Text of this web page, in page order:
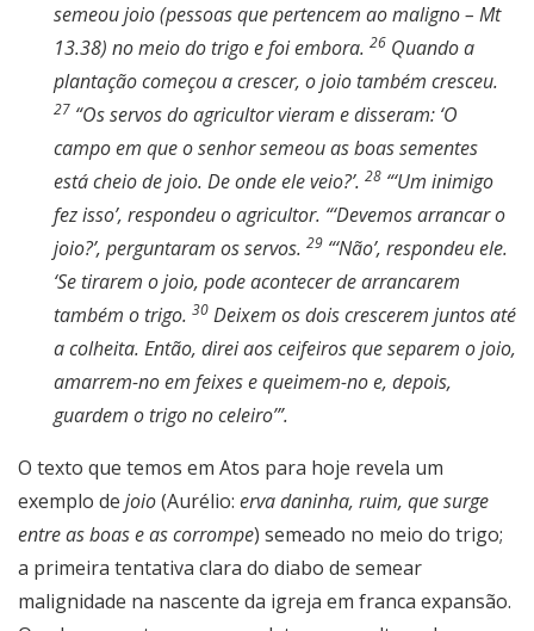
semeou joio (pessoas que pertencem ao maligno – Mt
13.38) no meio do trigo e foi embora. 26 Quando a
plantação começou a crescer, o joio também cresceu.
27 “Os servos do agricultor vieram e disseram: ‘O
campo em que o senhor semeou as boas sementes
está cheio de joio. De onde ele veio?’. 28 “‘Um inimigo
fez isso’, respondeu o agricultor. “‘Devemos arrancar o
joio?’, perguntaram os servos. 29 “‘Não’, respondeu ele.
‘Se tirarem o joio, pode acontecer de arrancarem
também o trigo. 30 Deixem os dois crescerem juntos até
a colheita. Então, direi aos ceifeiros que separem o joio,
amarrem-no em feixes e queimem-no e, depois,
guardem o trigo no celeiro’”.
O texto que temos em Atos para hoje revela um
exemplo de joio(Aurélio: erva daninha, ruim, que surge
entre as boas e as corrompe) semeado no meio do trigo;
a primeira tentativa clara do diabo de semear
malignidade na nascente da igreja em franca expansão.